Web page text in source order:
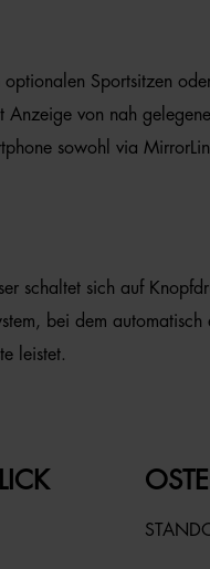
Sportsitzen
Anzeige von nah
sowohl via
schaltet sich auf
bei dem
leistet.